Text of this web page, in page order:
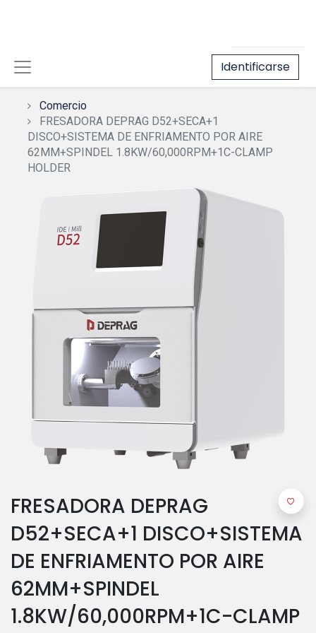
Identificarse
Comercio
FRESADORA DEPRAG D52+SECA+1
DISCO+SISTEMA DE ENFRIAMENTO POR AIRE
62MM+SPINDEL 1.8KW/60,000RPM+1C-CLAMP
HOLDER
FRESADORA DEPRAG
D52+SECA+1 DISCO+SISTEMA
DE ENFRIAMENTO POR AIRE
62MM+SPINDEL
1.8KW/60,000RPM+1C-CLAMP